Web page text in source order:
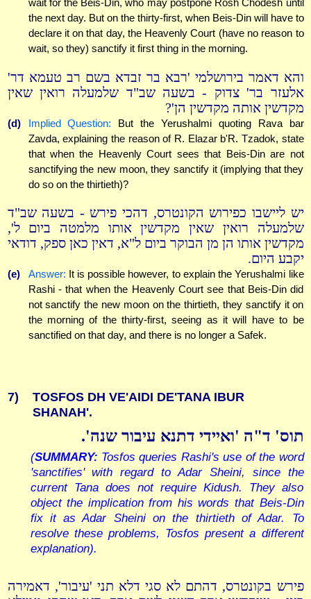
wait for the Beis-Din, who may postpone Rosh Chodesh until
the next day. But on the thirty-first, when Beis-Din will have to
declare it on that day, the Heavenly Court (have no reason to
wait, so they) sanctify it first thing in the morning.
והא דאמר בירושלמי 'רבא בר זבדא בשם רב טעמא דר'
אלעזר בר' צדוק - בשעה שב"ד שלמעלה רואין שאין
מקדשין אותה מקדשין הן'?
(d) Implied Question: But the Yerushalmi quoting Rava bar
Zavda, explaining the reason of R. Elazar b'R. Tzadok, state
that when the Heavenly Court sees that Beis-Din are not
sanctifying the new moon, they sanctify it (implying that they
do so on the thirtieth)?
יש ליישבו כפירוש הקונטרס, דהכי פירש - בשעה שב"ד
שלמעלה רואין שאין מקדשין אותו מלמטה ביום ל',
מקדשין אותו הן מן הבוקר ביום ל"א, דאין כאן ספק, דודאי
יקבע היום.
(e) Answer: It is possible however, to explain the Yerushalmi like
Rashi - that when the Heavenly Court see that Beis-Din did
not sanctify the new moon on the thirtieth, they sanctify it on
the morning of the thirty-first, seeing as it will have to be
sanctified on that day, and there is no longer a Safek.
7)
TOSFOS DH VE'AIDI DE'TANA IBUR
SHANAH'.
תוס' ד"ה 'ואיידי דתנא עיבור שנה'.
(SUMMARY: Tosfos queries Rashi's use of the word
'sanctifies' with regard to Adar Sheini, since the
current Tana does not require Kidush. They also
object the implication from his words that Beis-Din
fix it as Adar Sheini on the thirtieth of Adar. To
resolve these problems, Tosfos present a different
explanation).
פירש בקונטרס, דהתם לא סגי דלא תני 'עיבור', דאמירה